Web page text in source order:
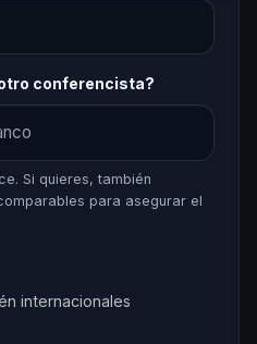
conferencista?
Si quieres, también
para asegurar el
internacionales